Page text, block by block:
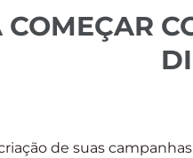
COMEÇAR
de suas